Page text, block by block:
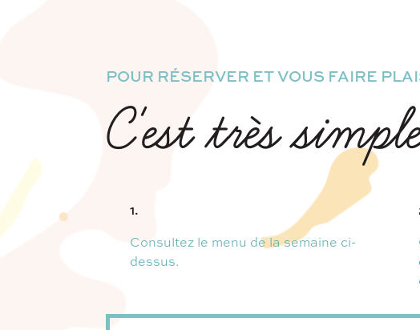
POUR RÉSERVER ET VOUS FAIRE
C'est très
1.
Consultez le menu de la semaine ci-
dessus.